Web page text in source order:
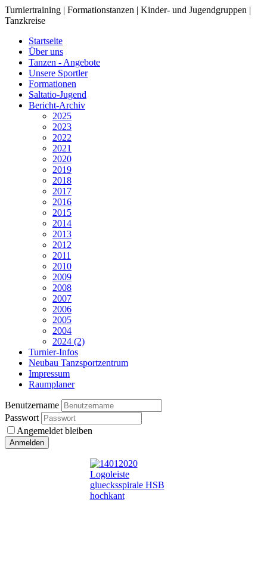
Turniertraining | Formationstanzen | Kinder- und Jugendgruppen |
Tanzkreise
Startseite
Über uns
Tanzen - Angebote
Unsere Sportler
Formationen
Saltatio-Jugend
Bericht-Archiv
2025
2023
2022
2021
2020
2019
2018
2017
2016
2015
2014
2013
2012
2011
2010
2009
2008
2007
2006
2005
2004
2024 (2)
Turnier-Infos
Neubau Tanzsportzentrum
Impressum
Raumplaner
Benutzername
Passwort
Angemeldet bleiben